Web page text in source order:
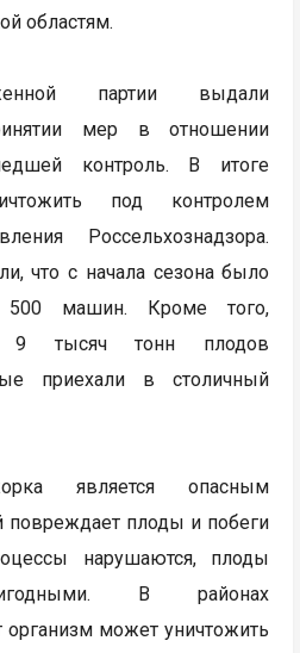
областям.
партии выдали
мер в отношении
контроль. В итоге
под контролем
Россельхознадзора.
что с начала сезона было
500 машин. Кроме того,
9 тысяч тонн плодов
приехали в столичный
является опасным
повреждает плоды и побеги
нарушаются, плоды
В районах
организм может уничтожить